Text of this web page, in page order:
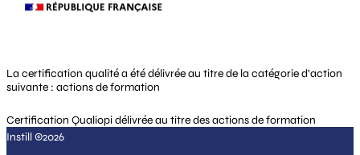
La certification qualité a été délivrée au titre de la catégorie d’action
suivante : actions de formation
Certification Qualiopi délivrée au titre des actions de formation
Instill ©2026